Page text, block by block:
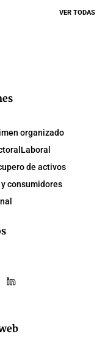
VER TODAS
organizado
Laboral
de activos
consumidores